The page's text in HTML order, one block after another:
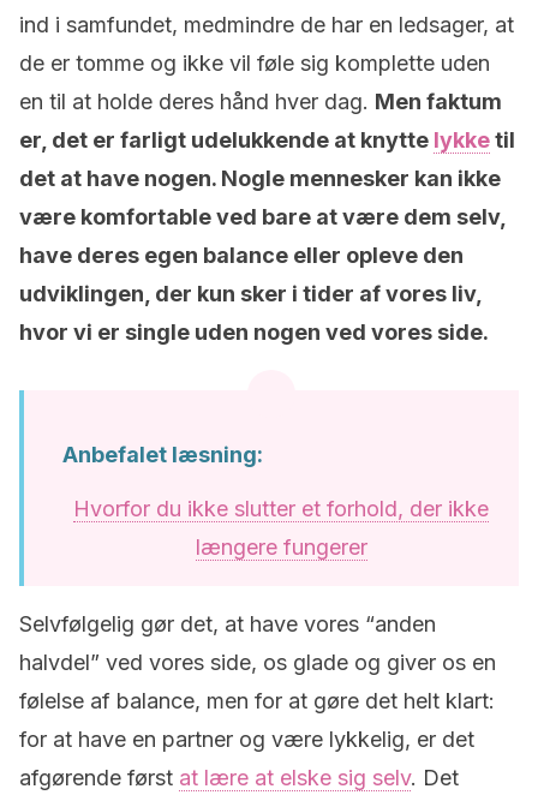
ind i samfundet, medmindre de har en ledsager, at
de er tomme og ikke vil føle sig komplette uden
en til at holde deres hånd hver dag. Men faktum
er, det er farligt udelukkende at knytte lykketil
det at have nogen. Nogle mennesker kan ikke
være komfortable ved bare at være dem selv,
have deres egen balance eller opleve den
udviklingen, der kun sker i tider af vores liv,
hvor vi er single uden nogen ved vores side.
Anbefalet læsning:
Hvorfor du ikke slutter et forhold, der ikke
længere fungerer
Selvfølgelig gør det, at have vores “anden
halvdel” ved vores side, os glade og giver os en
følelse af balance, men for at gøre det helt klart:
for at have en partner og være lykkelig, er det
afgørende først at lære at elske sig selv. Det